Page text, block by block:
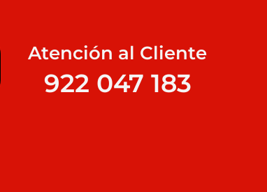
Atención al Cliente
922 047 183